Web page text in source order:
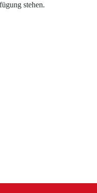
stehen.